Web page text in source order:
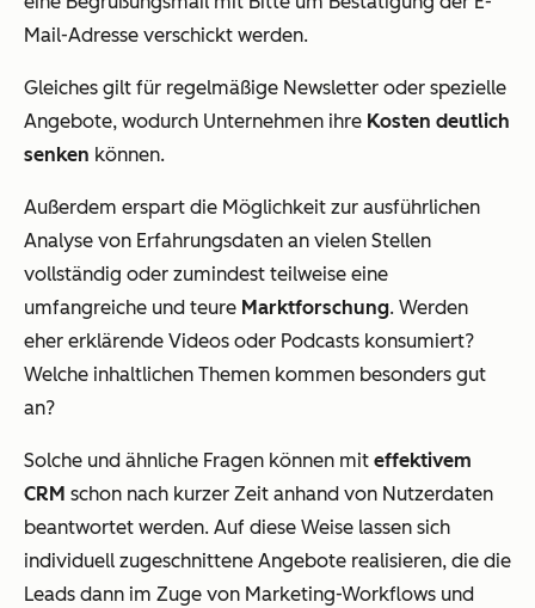
Mail-Adresse verschickt werden.
Gleiches gilt für regelmäßige Newsletter oder spezielle
Angebote, wodurch Unternehmen ihre Kosten deutlich
senken können.
Außerdem erspart die Möglichkeit zur ausführlichen
Analyse von Erfahrungsdaten an vielen Stellen
vollständig oder zumindest teilweise eine
umfangreiche und teure Marktforschung. Werden
eher erklärende Videos oder Podcasts konsumiert?
Welche inhaltlichen Themen kommen besonders gut
an?
Solche und ähnliche Fragen können mit effektivem
CRM schon nach kurzer Zeit anhand von Nutzerdaten
beantwortet werden. Auf diese Weise lassen sich
individuell zugeschnittene Angebote realisieren, die die
Leads dann im Zuge von Marketing-Workflows und